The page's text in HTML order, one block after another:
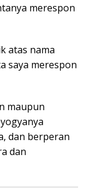
merespon
atas nama
saya merespon
maupun
dan berperan
dan